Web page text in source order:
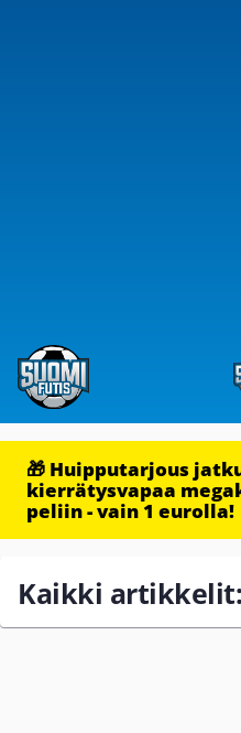
🎁 Huipputarjous
kierrätysvapaa
peliin - vain 1 eurolla!
Kaikki